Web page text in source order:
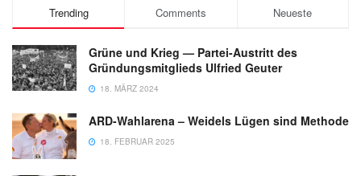
Trending Comments Neueste
Grüne und Krieg — Partei-Austritt des
Gründungsmitglieds Ulfried Geuter
18. MÄRZ 2024
ARD-Wahlarena – Weidels Lügen sind Methode
18. FEBRUAR 2025